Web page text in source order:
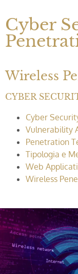
Cyber
Wireless
CYBER
Cyber
Vulnerability
Penetration
Tipologia e
Web
Wireless